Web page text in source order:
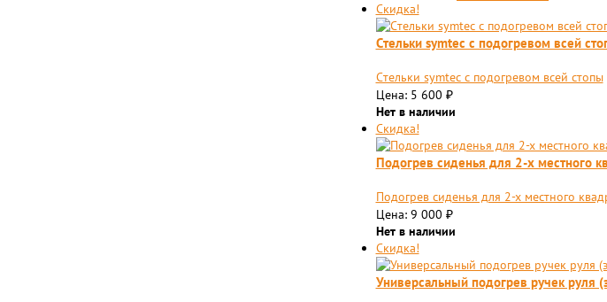
Скидка!
Cтельки symtec с подогревом всей
Cтельки symtec с подогревом всей стопы
Цена: 5 600 ₽
Нет в наличии
Скидка!
Подогрев сиденья для 2-х местного
Подогрев сиденья для 2-х местного
Цена: 9 000 ₽
Нет в наличии
Скидка!
Универсальный подогрев ручек руля